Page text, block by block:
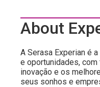
About
A Serasa Experian é
e oportunidades,
inovação e os
seus sonhos e